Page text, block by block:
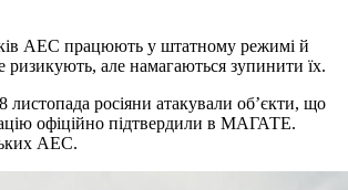
АЕС працюють у штатному режимі й
ризикують, але намагаються зупинити їх.
листопада росіяни атакували об’єкти, що
офіційно підтвердили в МАГАТЕ.
АЕС.